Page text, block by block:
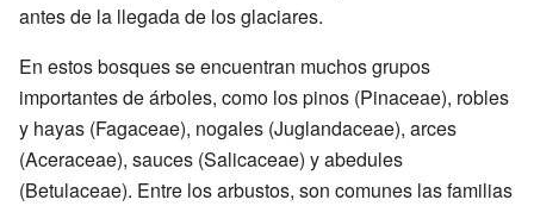
antes de la llegada de los glaciares.
En estos bosques se encuentran muchos grupos
importantes de árboles, como los pinos (Pinaceae), robles
y hayas (Fagaceae), nogales (Juglandaceae), arces
(Aceraceae), sauces (Salicaceae) y abedules
(Betulaceae). Entre los arbustos, son comunes las familias